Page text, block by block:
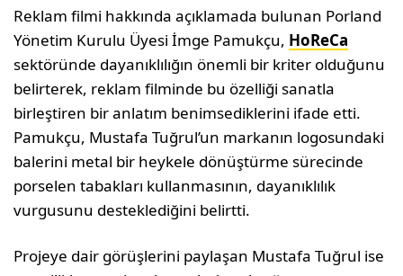
Reklam filmi hakkında açıklamada bulunan Porland
Yönetim Kurulu Üyesi İmge Pamukçu, HoReCa
sektöründe dayanıklılığın önemli bir kriter olduğunu
belirterek, reklam filminde bu özelliği sanatla
birleştiren bir anlatım benimsediklerini ifade etti.
Pamukçu, Mustafa Tuğrul’un markanın logosundaki
balerini metal bir heykele dönüştürme sürecinde
porselen tabakları kullanmasının, dayanıklılık
vurgusunu desteklediğini belirtti.
Projeye dair görüşlerini paylaşan Mustafa Tuğrul ise